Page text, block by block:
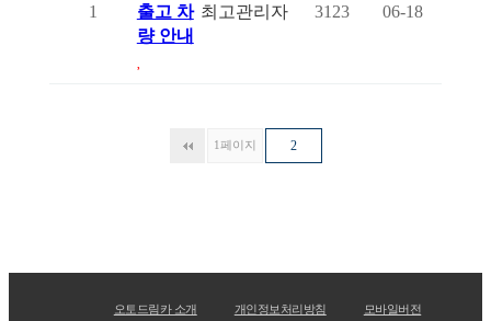
1
출고 차
량 안내
최고관리자 3123 06-18
1 페이지 2
오토드림카 소개 개인정보처리방침 모바일버전